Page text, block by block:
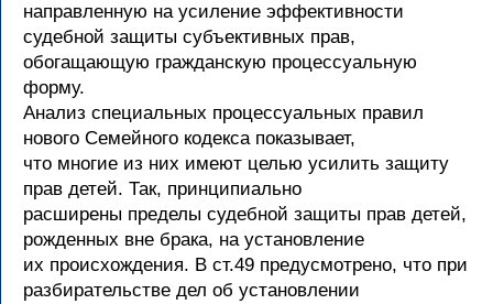
направленную на усиление эффективности
судебной защиты субъективных прав,
обогащающую гражданскую процессуальную
форму.
Анализ специальных процессуальных правил
нового Семейного кодекса показывает,
что многие из них имеют целью усилить защиту
прав детей. Так, принципиально
расширены пределы судебной защиты прав детей,
рожденных вне брака, на установление
их происхождения. В ст.49 предусмотрено, что при
разбирательстве дел об установлении